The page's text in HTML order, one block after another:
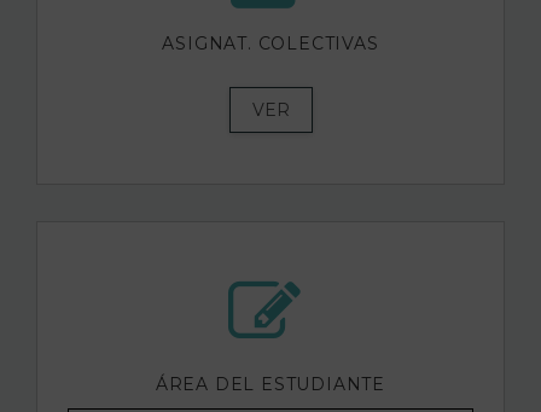
ASIGNAT. COLECTIVAS
VER
ÁREA DEL ESTUDIANTE